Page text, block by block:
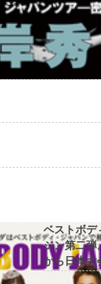
ベストボデ
ジン第二弾
から日本大